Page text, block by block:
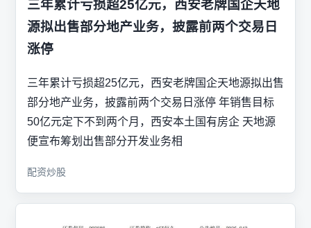
三年累计亏损超25亿元，西安老牌国企天地
源拟出售部分地产业务，披露前两个交易日
涨停
三年累计亏损超25亿元，西安老牌国企天地源拟出售
部分地产业务，披露前两个交易日涨停 年销售目标
50亿元定下不到两个月，西安本土国有房企 天地源
便宣布筹划出售部分开发业务相
配资炒股